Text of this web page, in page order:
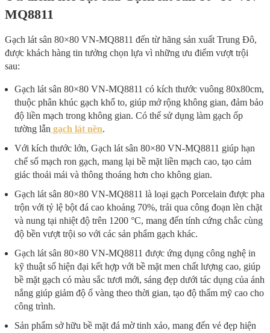
MQ8811
Gạch lát sân 80×80 VN-MQ8811 đến từ hãng sản xuất Trung Đô,
được khách hàng tin tưởng chọn lựa vì những ưu điểm vượt trội
sau:
Gạch lát sân 80×80 VN-MQ8811 có kích thước vuông 80x80cm,
thuộc phân khúc gạch khổ to, giúp mở rộng không gian, đảm bảo
độ liền mạch trong không gian. Có thể sử dụng làm gạch ốp
tường lẫn gạch lát nền.
Với kích thước lớn, Gạch lát sân 80×80 VN-MQ8811 giúp hạn
chế số mạch ron gạch, mang lại bề mặt liền mạch cao, tạo cảm
giác thoải mái và thông thoáng hơn cho không gian.
Gạch lát sân 80×80 VN-MQ8811 là loại gạch Porcelain được pha
trộn với tỷ lệ bột đá cao khoảng 70%, trải qua công đoạn lèn chặt
và nung tại nhiệt độ trên 1200 °C, mang đến tính cứng chắc cùng
độ bền vượt trội so với các sản phẩm gạch khác.
Gạch lát sân 80×80 VN-MQ8811 được ứng dụng công nghệ in
kỹ thuật số hiện đại kết hợp với bề mặt men chất lượng cao, giúp
bề mặt gạch có màu sắc tươi mới, sáng đẹp dưới tác dụng của ánh
nắng giúp giảm độ ố vàng theo thời gian, tạo độ thẩm mỹ cao cho
công trình.
Sản phẩm sở hữu bề mặt đá mờ tinh xảo, mang đến vẻ đẹp hiện